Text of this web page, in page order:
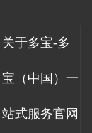
关于多宝-多
宝（中国）一
站式服务官网